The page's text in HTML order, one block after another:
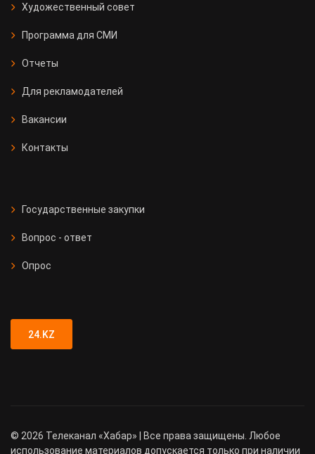
Художественный совет
Программа для СМИ
Отчеты
Для рекламодателей
Вакансии
Контакты
Государственные закупки
Вопрос - ответ
Опрос
24.KZ
© 2026 Телеканал «Хабар» | Все права защищены. Любое
использование материалов допускается только при наличии